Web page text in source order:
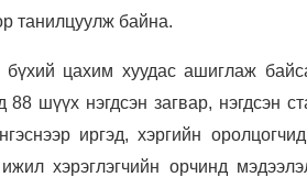
танилцуулж байна.
цахим хуудас ашиглаж
шүүх нэгдсэн загвар, нэгдсэн
иргэд, хэргийн
хэрэглэгчийн орчинд